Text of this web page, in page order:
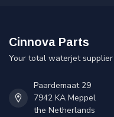
Cinnova Parts
Your total waterjet supplier
Paardemaat 29
7942 KA Meppel
the Netherlands